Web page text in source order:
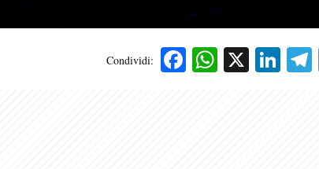
Condividi: Facebook
X